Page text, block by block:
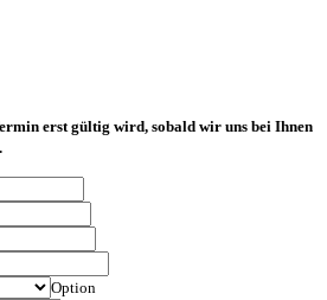
erst gültig wird, sobald wir uns bei Ihnen
Option